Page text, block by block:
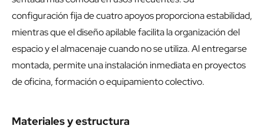
configuración fija de cuatro apoyos proporciona estabilidad,
mientras que el diseño apilable facilita la organización del
espacio y el almacenaje cuando no se utiliza. Al entregarse
montada, permite una instalación inmediata en proyectos
de oficina, formación o equipamiento colectivo.
Materiales y estructura